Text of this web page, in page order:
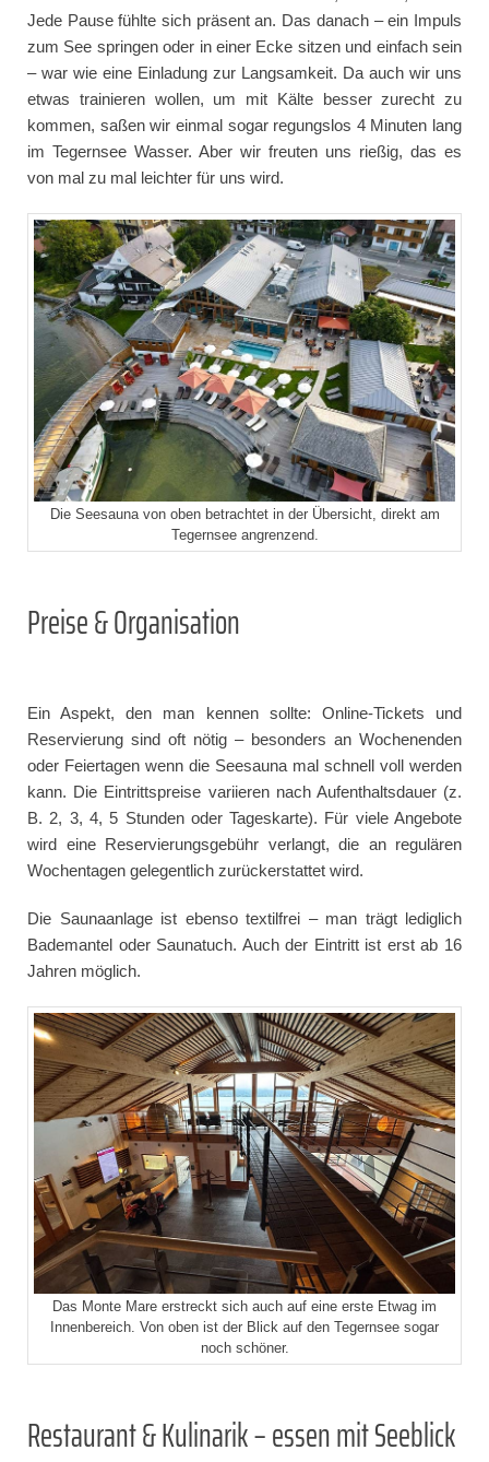
Jede Pause fühlte sich präsent an. Das danach – ein Impuls
zum See springen oder in einer Ecke sitzen und einfach sein
– war wie eine Einladung zur Langsamkeit. Da auch wir uns
etwas trainieren wollen, um mit Kälte besser zurecht zu
kommen, saßen wir einmal sogar regungslos 4 Minuten lang
im Tegernsee Wasser. Aber wir freuten uns rießig, das es
von mal zu mal leichter für uns wird.
Die Seesauna von oben betrachtet in der Übersicht, direkt am
Tegernsee angrenzend.
Preise & Organisation
Ein Aspekt, den man kennen sollte: Online-Tickets und
Reservierung sind oft nötig – besonders an Wochenenden
oder Feiertagen wenn die Seesauna mal schnell voll werden
kann. Die Eintrittspreise variieren nach Aufenthaltsdauer (z.
B. 2, 3, 4, 5 Stunden oder Tageskarte). Für viele Angebote
wird eine Reservierungsgebühr verlangt, die an regulären
Wochentagen gelegentlich zurückerstattet wird.
Die Saunaanlage ist ebenso textilfrei – man trägt lediglich
Bademantel oder Saunatuch. Auch der Eintritt ist erst ab 16
Jahren möglich.
Das Monte Mare erstreckt sich auch auf eine erste Etwag im
Innenbereich. Von oben ist der Blick auf den Tegernsee sogar
noch schöner.
Restaurant & Kulinarik – essen mit Seeblick